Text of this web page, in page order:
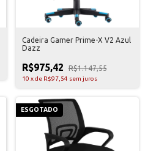
Cadeira Gamer Prime-X V2 Azul
Dazz
R$975,42 R$1.147,55
10 xde R$97,54 sem juros
ESGOTADO